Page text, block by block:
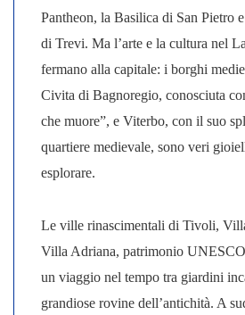
Pantheon, la Basilica di San Pietro
di Trevi. Ma l’arte e la cultura nel
fermano alla capitale: i borghi
Civita di Bagnoregio, conosciuta
che muore”, e Viterbo, con il suo
quartiere medievale, sono veri
esplorare.
Le ville rinascimentali di Tivoli,
Villa Adriana, patrimonio
un viaggio nel tempo tra giardini
grandiose rovine dell’antichità. A